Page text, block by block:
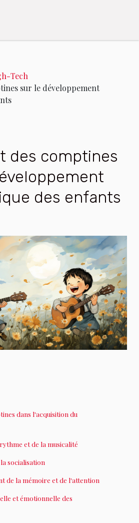
Tech
sur le développement
des comptines
des enfants
dans l'acquisition du
et de la musicalité
socialisation
de la mémoire et de l'attention
et émotionnelle des